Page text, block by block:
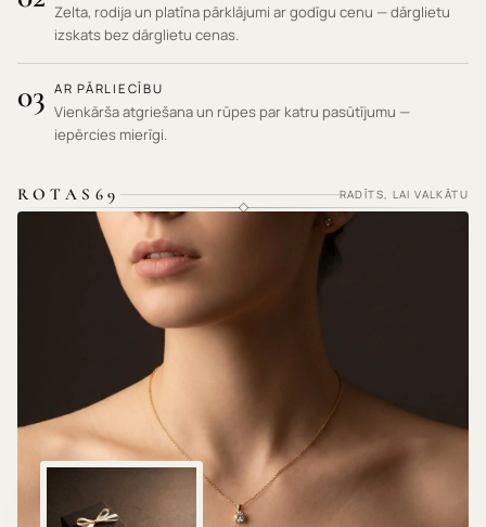
Zelta, rodija un platīna pārklājumi ar godīgu cenu — dārglietu
izskats bez dārglietu cenas.
03 AR PĀRLIECĪBU
Vienkārša atgriešana un rūpes par katru pasūtījumu —
iepērcies mierīgi.
ROTAS69 RADĪTS, LAI VALKĀTU
HIPOALERĢISKI MATERIĀLI · NEKAIRINA ĀDU ·